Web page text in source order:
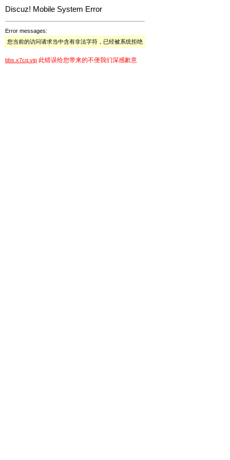
Discuz! Mobile System Error
Error messages:
您当前的访问请求当中含有非法字符，已经被系统拒绝
bbs.x7cq.vip 此错误给您带来的不便我们深感歉意